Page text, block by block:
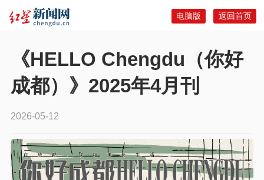
返回首页
电脑版
《HELLO Chengdu（你好
成都）》2025年4月刊
2026-05-12